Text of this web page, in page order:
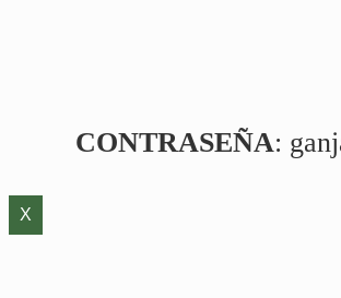
CONTRASEÑA:
X